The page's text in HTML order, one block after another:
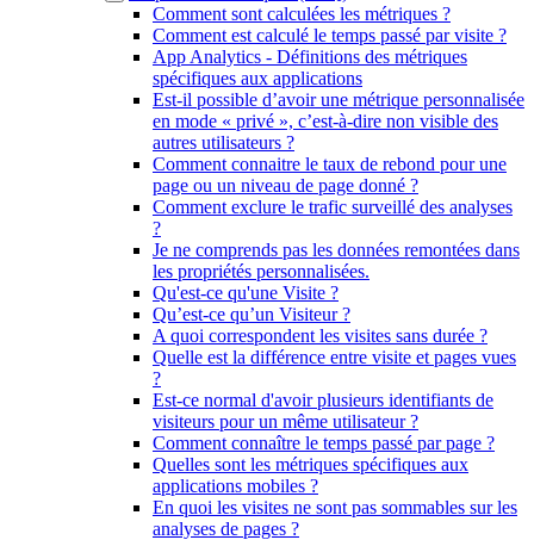
Comment sont calculées les métriques ?
Comment est calculé le temps passé par visite ?
App Analytics - Définitions des métriques
spécifiques aux applications
Est-il possible d’avoir une métrique personnalisée
en mode « privé », c’est-à-dire non visible des
autres utilisateurs ?
Comment connaitre le taux de rebond pour une
page ou un niveau de page donné ?
Comment exclure le trafic surveillé des analyses
?
Je ne comprends pas les données remontées dans
les propriétés personnalisées.
Qu'est-ce qu'une Visite ?
Qu’est-ce qu’un Visiteur ?
A quoi correspondent les visites sans durée ?
Quelle est la différence entre visite et pages vues
?
Est-ce normal d'avoir plusieurs identifiants de
visiteurs pour un même utilisateur ?
Comment connaître le temps passé par page ?
Quelles sont les métriques spécifiques aux
applications mobiles ?
En quoi les visites ne sont pas sommables sur les
analyses de pages ?